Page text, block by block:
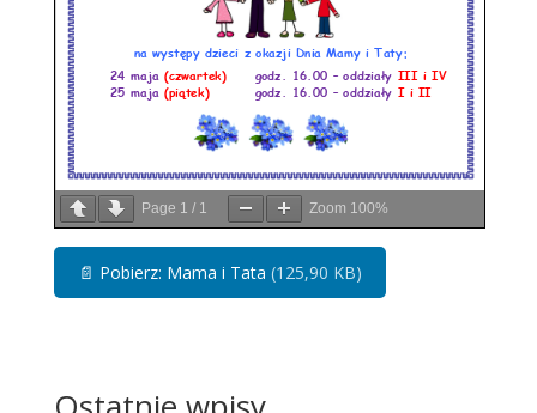
Page 1 / 1 Zoom 100%
📄 Pobierz: Mama i Tata (125,90 KB)